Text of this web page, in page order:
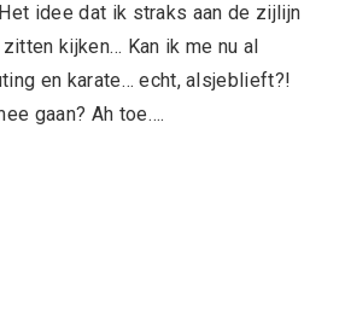
idee dat ik straks aan de zijlijn
kijken… Kan ik me nu al
en karate… echt, alsjeblieft?!
gaan? Ah toe….